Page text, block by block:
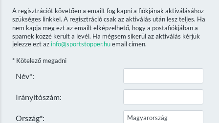
A regisztrációt követően a emailt fog kapni a fiókjának aktiválásához
szükséges linkkel. A regisztráció csak az aktiválás után lesz teljes. Ha
nem kapja meg ezt az emailt elképzelhető, hogy a postafiókjában a
spamek közzé került a levél. Ha mégsem sikerül az aktiválás kérjük
jelezze ezt az info@sportstopper.huemail címen.
* Kötelező megadni
Név*:
Irányítószám:
Ország*: